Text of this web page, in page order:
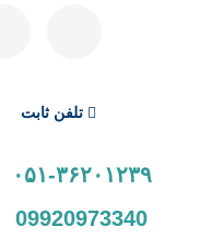
تلفن ثابت
۰۵۱-۳۶۲۰۱۲۳۹
09920973340